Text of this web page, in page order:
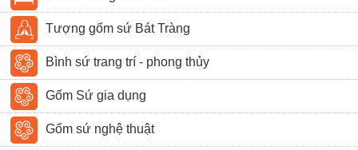
Tượng gốm sứ Bát Tràng
Bình sứ trang trí - phong thủy
Gốm Sứ gia dụng
Gốm sứ nghệ thuật